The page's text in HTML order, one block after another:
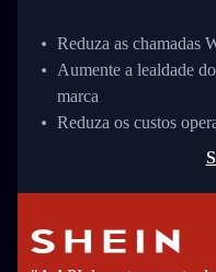
Reduza as chamadas
Aumente a lealdade
marca
Reduza os custos